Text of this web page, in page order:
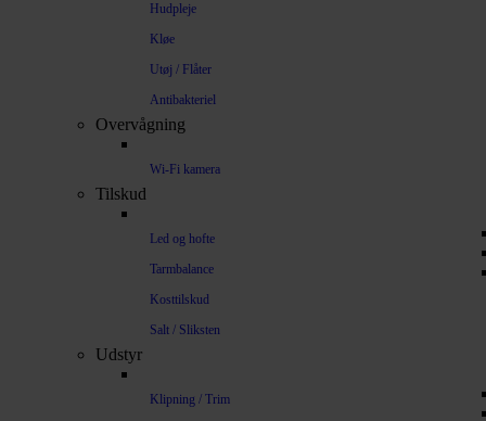
Hudpleje
Kløe
Utøj / Flåter
Antibakteriel
Overvågning
Wi-Fi kamera
Tilskud
Led og hofte
Tarmbalance
Kosttilskud
Salt / Sliksten
Udstyr
Klipning / Trim